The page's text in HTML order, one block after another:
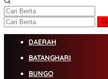
DAERAH
BATANGHARI
BUNGO